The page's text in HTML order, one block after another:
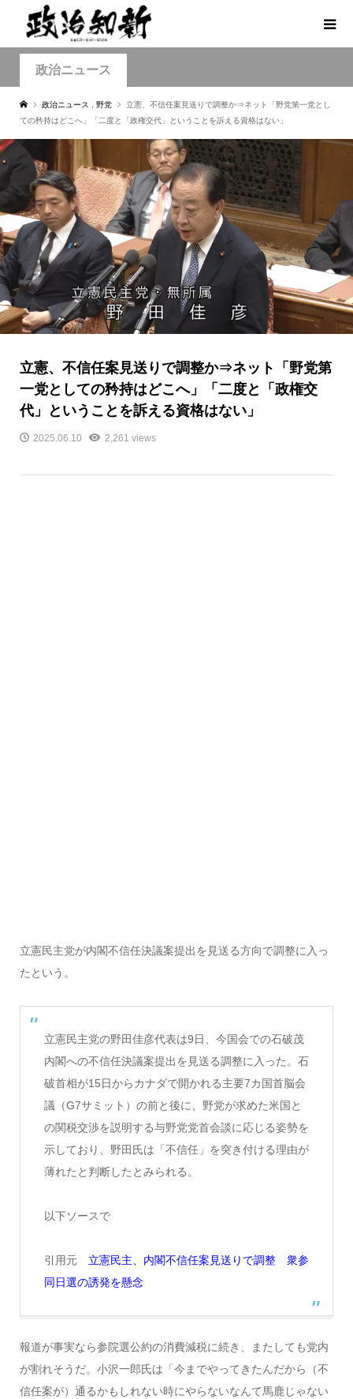
政治ニュース
政治ニュース 野党
立憲、不信任案見送りで調整か⇒ネット「野党第一党とし
ての矜持はどこへ」「二度と「政権交代」ということを訴える資格はない」
立憲、不信任案見送りで調整か⇒ネット「野党第
一党としての矜持はどこへ」「二度と「政権交
代」ということを訴える資格はない」
2025.06.10 2,261 views
立憲民主党が内閣不信任決議案提出を見送る方向で調整に入っ
たという。
立憲民主党の野田佳彦代表は9日、今国会での石破茂
内閣への不信任決議案提出を見送る調整に入った。石
破首相が15日からカナダで開かれる主要7カ国首脳会
議（G7サミット）の前と後に、野党が求めた米国と
の関税交渉を説明する与野党党首会談に応じる姿勢を
示しており、野田氏は「不信任」を突き付ける理由が
薄れたと判断したとみられる。
以下ソースで
引用元 立憲民主、内閣不信任案見送りで調整 衆参
同日選の誘発を懸念
報道が事実なら参院選公約の消費減税に続き、またしても党内
が割れそうだ。小沢一郎氏は「今までやってきたんだから（不
信任案が）通るかもしれない時にやらないなんて馬鹿じゃない